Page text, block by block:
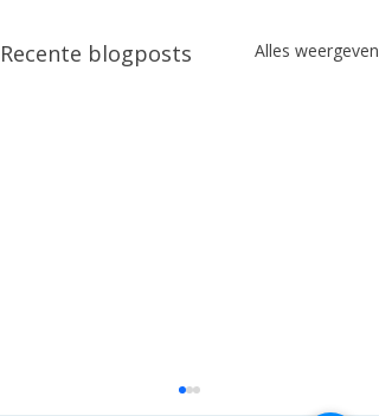
Recente blogposts Alles weergeven